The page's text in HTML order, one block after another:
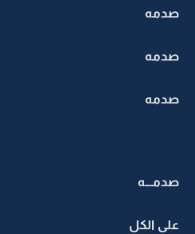
صدمه
صدمه
صدمه
صدمـــه
على الكل